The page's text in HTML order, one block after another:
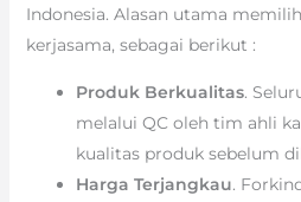
Indonesia. Alasan utama
kerjasama, sebagai berikut :
Produk Berkualitas.
melalui QC oleh tim ahli
kualitas produk sebelum
Harga Terjangkau.